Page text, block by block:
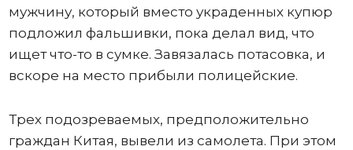
мужчину, который вместо украденных купюр
подложил фальшивки, пока делал вид, что
ищет что-то в сумке. Завязалась потасовка, и
вскоре на место прибыли полицейские.
Трех подозреваемых, предположительно
граждан Китая, вывели из самолета. При этом